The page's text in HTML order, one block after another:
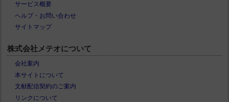
サービス概要
ヘルプ・お問い合わせ
サイトマップ
株式会社メテオについて
会社案内
本サイトについて
文献配信契約のご案内
リンクについて